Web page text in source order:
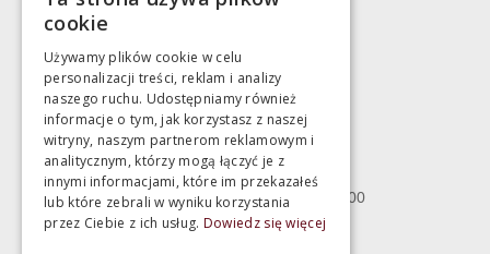
783 043 083
Magazyn
Bartycka 24/26 Hala 100
00-716 Warszawa
poniedziałek - piątek 10:00 - 18:00
sobota 10:00 - 15:00
cookie
Używamy plików cookie w celu
personalizacji treści, reklam i analizy
naszego ruchu. Udostępniamy również
informacje o tym, jak korzystasz z naszej
witryny, naszym partnerom reklamowym i
analitycznym, którzy mogą łączyć je z
innymi informacjami, które im przekazałeś
lub które zebrali w wyniku korzystania
przez Ciebie z ich usług. Dowiedz się więcej